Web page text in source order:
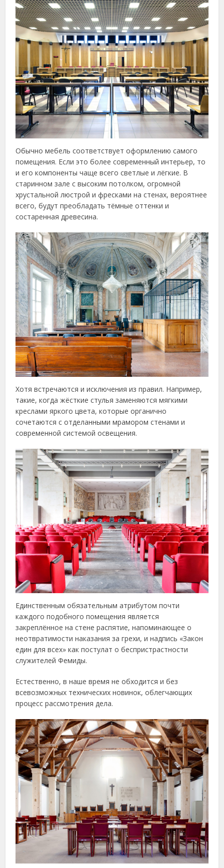
Обычно мебель соответствует оформлению самого
помещения. Если это более современный интерьер, то
и его компоненты чаще всего светлые и лёгкие. В
старинном зале с высоким потолком, огромной
хрустальной люстрой и фресками на стенах, вероятнее
всего, будут преобладать тёмные оттенки и
состаренная древесина.
Хотя встречаются и исключения из правил. Например,
такие, когда жёсткие стулья заменяются мягкими
креслами яркого цвета, которые органично
сочетаются с отделанными мрамором стенами и
современной системой освещения.
Единственным обязательным атрибутом почти
каждого подобного помещения является
закреплённое на стене распятие, напоминающее о
неотвратимости наказания за грехи, и надпись «Закон
един для всех» как постулат о беспристрастности
служителей Фемиды.
Естественно, в наше время не обходится и без
всевозможных технических новинок, облегчающих
процесс рассмотрения дела.